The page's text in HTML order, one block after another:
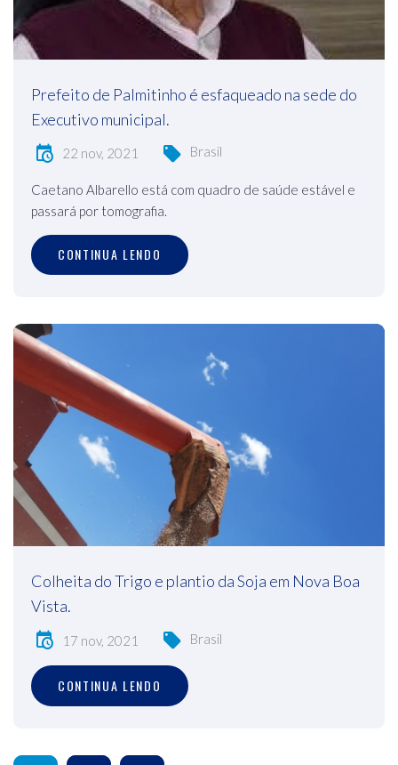
Prefeito de Palmitinho é esfaqueado na sede do
Executivo municipal.
22 nov, 2021 Brasil
Caetano Albarello está com quadro de saúde estável e
passará por tomografia.
CONTINUA LENDO
Colheita do Trigo e plantio da Soja em Nova Boa
Vista.
17 nov, 2021 Brasil
CONTINUA LENDO